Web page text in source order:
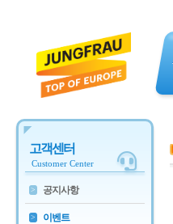
고객센터
Customer Center
> 공지사항
> 이벤트